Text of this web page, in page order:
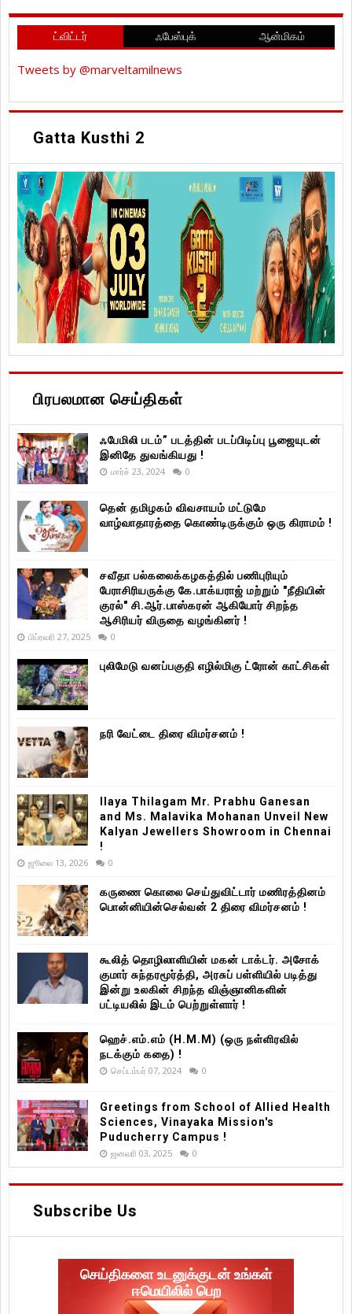
ட்விட்டர் ஃபேஸ்புக் ஆன்மிகம்
Tweets by @marveltamilnews
Gatta Kusthi 2
பிரபலமான செய்திகள்
ஃபேமிலி படம்” படத்தின் படப்பிடிப்பு பூஜையுடன்
இனிதே துவங்கியது !
மார்ச் 23, 2024 0
தென் தமிழகம் விவசாயம் மட்டுமே
வாழ்வாதாரத்தை கொண்டிருக்கும் ஒரு கிராமம் !
சவீதா பல்கலைக்கழகத்தில் பணிபுரியும்
பேராசிரியருக்கு கே.பாக்யராஜ் மற்றும் "நீதியின்
குரல்" சி.ஆர்.பாஸ்கரன் ஆகியோர் சிறந்த
ஆசிரியர் விருதை வழங்கினர் !
பிப்ரவரி 27, 2025 0
புலிமேடு வனப்பகுதி எழில்மிகு ட்ரோன் காட்சிகள்
நரி வேட்டை திரை விமர்சனம் !
Ilaya Thilagam Mr. Prabhu Ganesan
and Ms. Malavika Mohanan Unveil New
Kalyan Jewellers Showroom in Chennai
!
ஜூலை 13, 2026 0
கருணை கொலை செய்துவிட்டார் மணிரத்தினம்
பொன்னியின்செல்வன் 2 திரை விமர்சனம் !
கூலித் தொழிலாளியின் மகன் டாக்டர். அசோக்
குமார் சுந்தரமூர்த்தி, அரசுப் பள்ளியில் படித்து
இன்று உலகின் சிறந்த விஞ்ஞானிகளின்
பட்டியலில் இடம் பெற்றுள்ளார் !
ஹெச்.எம்.எம் (H.M.M) (ஒரு நள்ளிரவில்
நடக்கும் கதை) !
செப்டம்பர் 07, 2024 0
Greetings from School of Allied Health
Sciences, Vinayaka Mission's
Puducherry Campus !
ஜனவரி 03, 2025 0
Subscribe Us
செய்திகளை உடனுக்குடன் உங்கள்
ஈமெயிலில் பெற